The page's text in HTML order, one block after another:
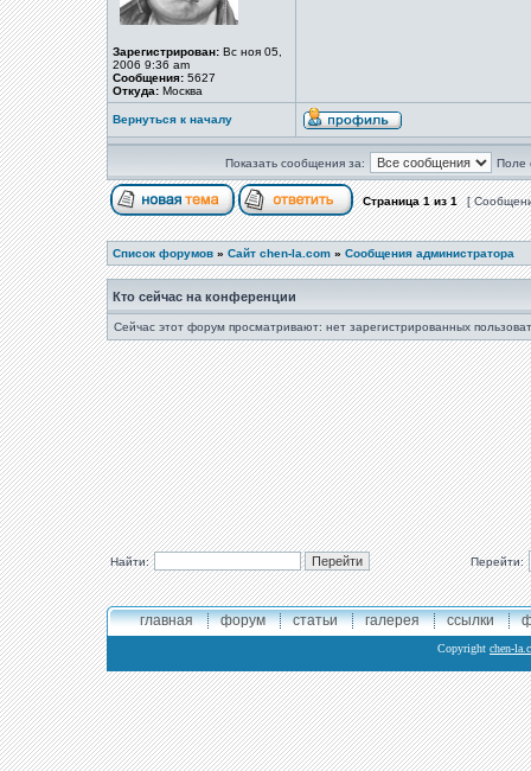
Зарегистрирован: Вс ноя 05,
2006 9:36 am
Сообщения: 5627
Откуда: Москва
Вернуться к началу
Показать сообщения за: Поле
Страница1из1 [
Список форумов » Сайт chen-la.com » Сообщения администратора
Кто сейчас на конференции
Сейчас этот форум просматривают: нет зарегистрированных
Найти: Перейти:
главная форум статьи галерея ссылки
Copyright chen-